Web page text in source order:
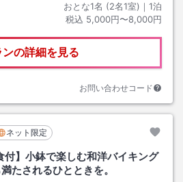
おとな1名 (2名1室)｜ 1泊
税込 5,000円〜8,000円
ンの詳細を見る
お問い合わせコード
ネット限定
付】小鉢で楽しむ和洋バイキング
たされるひとときを。